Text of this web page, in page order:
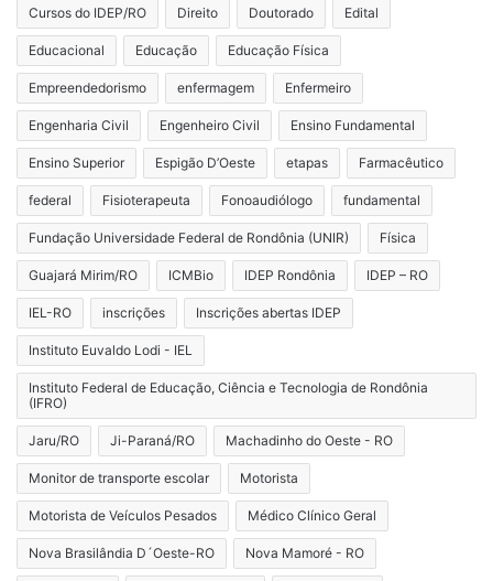
Cursos do IDEP/RO Direito Doutorado Edital
Educacional Educação Educação Física
Empreendedorismo enfermagem Enfermeiro
Engenharia Civil Engenheiro Civil Ensino Fundamental
Ensino Superior Espigão D’Oeste etapas Farmacêutico
federal Fisioterapeuta Fonoaudiólogo fundamental
Fundação Universidade Federal de Rondônia (UNIR) Física
Guajará Mirim/RO ICMBio IDEP Rondônia IDEP – RO
IEL-RO inscrições Inscrições abertas IDEP
Instituto Euvaldo Lodi - IEL
Instituto Federal de Educação, Ciência e Tecnologia de Rondônia
(IFRO)
Jaru/RO Ji-Paraná/RO Machadinho do Oeste - RO
Monitor de transporte escolar Motorista
Motorista de Veículos Pesados Médico Clínico Geral
Nova Brasilândia D´Oeste-RO Nova Mamoré - RO